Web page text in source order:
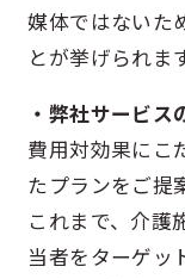
媒体ではないた
とが挙げられま
・弊社サービス
費用対効果にこ
たプランをご提
これまで、介護
当者をターゲッ